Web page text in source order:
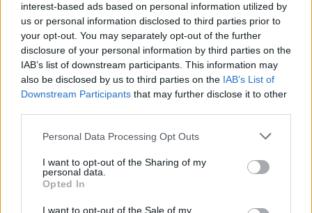
interest-based ads based on personal information utilized by
us or personal information disclosed to third parties prior to
your opt-out. You may separately opt-out of the further
disclosure of your personal information by third parties on the
IAB’s list of downstream participants. This information may
also be disclosed by us to third parties on the IAB’s List of
Downstream Participants that may further disclose it to other
Please note that this website/app uses one or more Google
not limited to your visit or usage behaviour. You may click to
grant or deny consent to Google and its third-party tags to
use your data for below specified purposes in below Google
consent section.
Personal Data Processing Opt Outs
I want to opt-out of the Sharing of my
personal data.
Opted In
I want to opt-out of the Sale of my
Új épületek, felújítások – 6,4 milliárd forintból dolgoznak a
szakképző intézményeken.